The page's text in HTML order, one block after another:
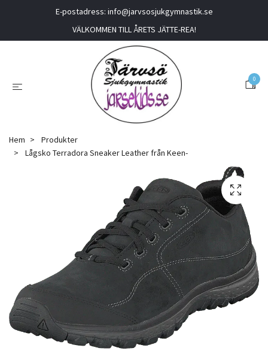
E-postadress: info@jarvsosjukgymnastik.se
VÄLKOMMEN TILL ÅRETS JÄTTE-REA!
0
Hem
Produkter
Lågsko Terradora Sneaker Leather från Keen-